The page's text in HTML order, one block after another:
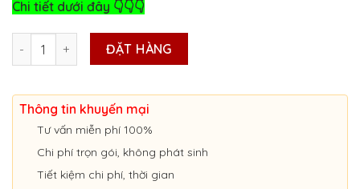
Chi tiết dưới đây 👇👇👇
DỊCH VỤ ĐỔI BẰNG LÁI XE ONLINE Ở HẢI PHÒNG số lượng
ĐẶT HÀNG
Thông tin khuyến mại
Tư vấn miễn phí 100%
Chi phí trọn gói, không phát sinh
Tiết kiệm chi phí, thời gian